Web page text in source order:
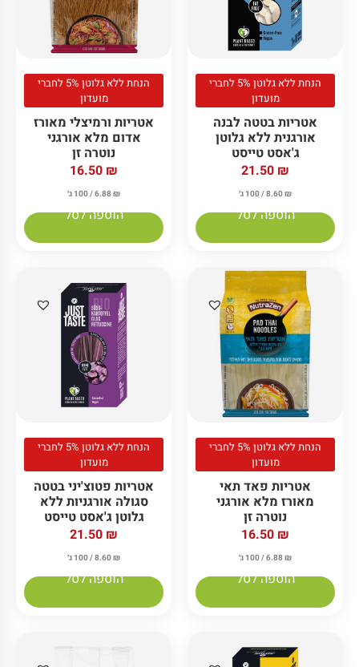
הנחת ללא גלוטן 5% לחברי
מועדון
אטריות בטטה לבנה
אורגנית ללא גלוטן
ג'אסט טייסט
21.50 ₪
8.60₪ / 100 ג׳
הוספה לסל
הנחת ללא גלוטן 5% לחברי
מועדון
אטריות ורמיצלי מאורז
אדום מלא אורגני
נוטרה זן
16.50 ₪
6.88₪ / 100 ג׳
הוספה לסל
הנחת ללא גלוטן 5% לחברי
מועדון
אטריות פאד תאי
מאורז מלא אורגני
נוטרה זן
16.50 ₪
6.88₪ / 100 ג׳
הוספה לסל
הנחת ללא גלוטן 5% לחברי
מועדון
אטריות פטוצ'יני בטטה
סגולה אורגניות ללא
גלוטן ג'אסט טייסט
21.50 ₪
8.60₪ / 100 ג׳
הוספה לסל